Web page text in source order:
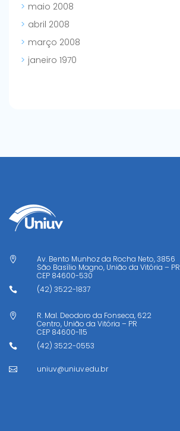
maio 2008
abril 2008
março 2008
janeiro 1970

Av. Bento Munhoz da Rocha Neto, 3856
São Basílio Magno, União da Vitória – PR
CEP 84600-530
 (42) 3522-1837

R. Mal. Deodoro da Fonseca, 622
Centro, União da Vitória – PR
CEP 84600-115
 (42) 3522-0553
 uniuv@uniuv.edu.br